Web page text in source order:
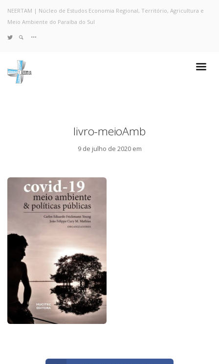
Resultados
Coleta no Estado do RJ
Artigos
Monografias Defendidas
Pesquisadores
Economia da Poluição: Discussão
Capacidade de Suporte do Ecossistema
Instrumentos Econômicos na Poluição
Instrumento de Comando e Controle
Princípio do Poluidor Pagador
Nível Ótimo de Poluição
Pigou e poluição
Ronald Coase e Poluição
Críticas ao Teorema
Publicações
NEERTAM | Núcleo de Estudos Economia Regional, Território, Agricultura e
Meio Ambiente do Paraíba do Sul
livro-meioAmb
9 de julho de 2020 em